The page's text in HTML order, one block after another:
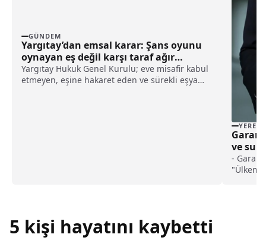
GÜNDEM
Yargıtay’dan emsal karar: Şans oyunu
oynayan eş değil karşı taraf ağır
kusurlu sayıldı
Yargıtay Hukuk Genel Kurulu; eve misafir kabul
etmeyen, eşine hakaret eden ve sürekli eşya
YEREL
ve su
-
5 kişi hayatını kaybetti